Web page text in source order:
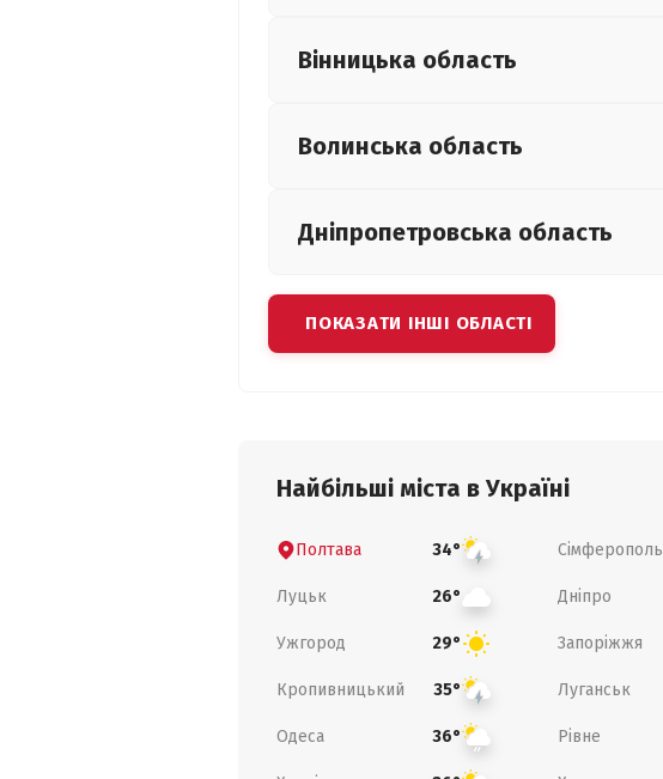
Вінницька область
Волинська область
Дніпропетровська область
ПОКАЗАТИ ІНШІ ОБЛАСТІ
Найбільші міста в Україні
Полтава 34° Сімферополь
Луцьк 26° Дніпро
Ужгород 29° Запоріжжя
Кропивницький 35° Луганськ
Одеса 36° Рівне